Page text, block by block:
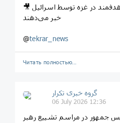
🎥 رسانه‌ها از انجام یک ترور هدفمند در غزه توسط اسرائیل
خبر می‌دهند
@tekrar_news
Читать полностью…
گروه خبری تکرار
06 July 2026 12:36
جمهور در مراسم تشییع رهبر